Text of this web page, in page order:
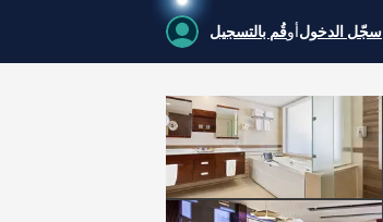
سجّل الدخولأوقُم بالتسجيل